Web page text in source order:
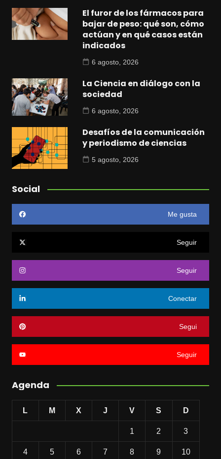
El furor de los fármacos para
bajar de peso: qué son, cómo
actúan y en qué casos están
indicados
6 agosto, 2026
La Ciencia en diálogo con la
sociedad
6 agosto, 2026
Desafíos de la comunicación
y periodismo de ciencias
5 agosto, 2026
Social
Me gusta
Seguir
Seguir
Conectar
Segui
Seguir
Agenda
L M X J V S D
1 2 3
4 5 6 7 8 9 10